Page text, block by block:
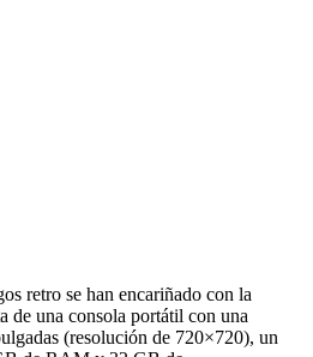
retro se han encariñado con la
de una consola portátil con una
(resolución de 720×720), un